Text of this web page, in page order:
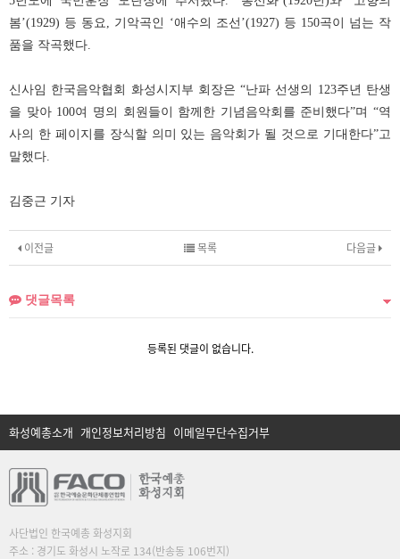
봄’(1929) 등 동요, 기악곡인 ‘애수의 조선 ’(1927) 등 150곡이 넘는 작
품을 작곡했다.
신사임 한국음악협회 화성시지부 회장은“난파 선생의 123주년 탄생
을 맞아 100여 명의 회원들이 함께한 기념음악회를 준비했다”며 “역
사의 한 페이지를 장식할 의미 있는 음악회가 될 것으로 기대한다”고
말했다.
김중근 기자
이전글 다음글
목록
댓글목록
등록된 댓글이 없습니다.
화성예총소개 개인정보처리방침 이메일무단수집거부
사단법인 한국예총 화성지회
주소 : 경기도 화성시 노작로 134(반송동 106번지)